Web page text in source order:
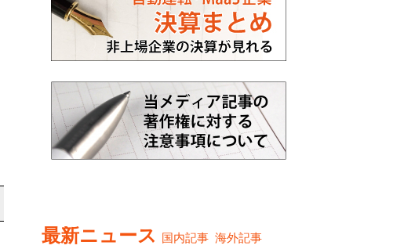
最新ニュース 国内記事 海外記事